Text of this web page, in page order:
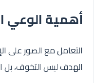
أهمية الوعي
التعامل مع الصور على
الهدف ليس التخوف، بل